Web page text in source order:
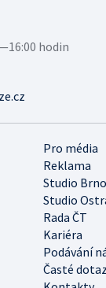
Pro média
Reklama
Studio Brno
Studio
Rada ČT
Kariéra
Podávání
Časté
hodin